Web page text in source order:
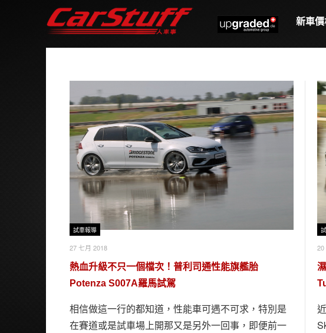
新車
試車報導
27 七月 2018
熱血升級不只一個檔次！普利司通性能旗艦胎
Potenza S007A羅馬試駕
相信做這一行的都知道，性能車可遇不可求，特別是
在賽道或是試車場上開那又是另外一回事，即便前一
20